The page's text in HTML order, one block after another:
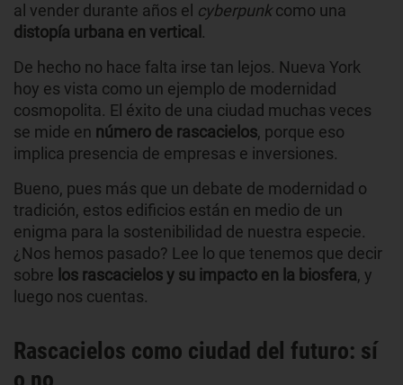
al vender durante años el cyberpunkcomo una
distopía urbana en vertical .
De hecho no hace falta irse tan lejos. Nueva York
hoy es vista como un ejemplo de modernidad
cosmopolita. El éxito de una ciudad muchas veces
se mide en número de rascacielos, porque eso
implica presencia de empresas e inversiones.
Bueno, pues más que un debate de modernidad o
tradición, estos edificios están en medio de un
enigma para la sostenibilidad de nuestra especie.
¿Nos hemos pasado? Lee lo que tenemos que decir
sobre los rascacielos y su impacto en la biosfera, y
luego nos cuentas.
Rascacielos como ciudad del futuro: sí